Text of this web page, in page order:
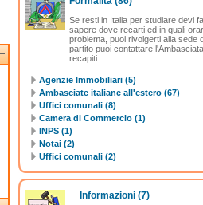
Se resti in Italia per studiare devi
sapere dove recarti ed in quali
problema, puoi rivolgerti alla sede
partito puoi contattare
recapiti.
Agenzie Immobiliari (5)
Ambasciate italiane all'estero (67)
Uffici comunali (8)
Camera di Commercio (1)
INPS (1)
Notai (2)
Uffici comunali (2)
Informazioni (7)